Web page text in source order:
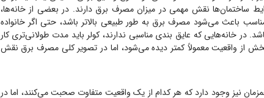
ساختمان‌ها نقش مهمی در میزان مصرف برق دارند. در بعضی از خانه‌ها،
مناسب باعث می‌شود مصرف برق به طور طبیعی بالاتر باشد، حتی اگر خانواده
در خانه‌هایی که عایق بندی مناسبی ندارند، کولر باید مدت طولانی‌تری کار
بخش از واقعیت معمولاً کمتر دیده می‌شود، اما در تصویر کلی مصرف برق نقش
نیز وجود دارد که هر کدام از یک واقعیت متفاوت صحبت می‌کنند، اما در